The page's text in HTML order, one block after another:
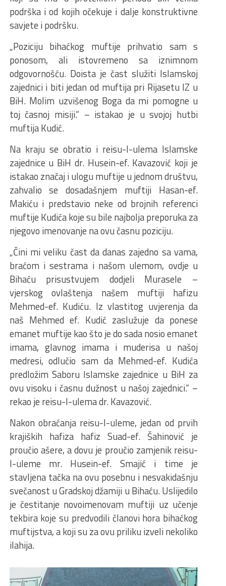
podrška i od kojih očekuje i dalje konstruktivne
savjete i podršku.
„Poziciju bihaćkog muftije prihvatio sam s
ponosom, ali istovremeno sa iznimnom
odgovornošću. Doista je čast služiti Islamskoj
zajednici i biti jedan od muftija pri Rijasetu IZ u
BiH. Molim uzvišenog Boga da mi pomogne u
toj časnoj misiji.“ – istakao je u svojoj hutbi
muftija Kudić.
Na kraju se obratio i reisu-l-ulema Islamske
zajednice u BiH dr. Husein-ef. Kavazović koji je
istakao značaj i ulogu muftije u jednom društvu,
zahvalio se dosadašnjem muftiji Hasan-ef.
Makiću i predstavio neke od brojnih referenci
muftije Kudića koje su bile najbolja preporuka za
njegovo imenovanje na ovu časnu poziciju.
„Čini mi veliku čast da danas zajedno sa vama,
braćom i sestrama i našom ulemom, ovdje u
Bihaću prisustvujem dodjeli Murasele –
vjerskog ovlaštenja našem muftiji hafizu
Mehmed-ef. Kudiću. Iz vlastitog uvjerenja da
naš Mehmed ef. Kudić zaslužuje da ponese
emanet muftije kao što je do sada nosio emanet
imama, glavnog imama i muderisa u našoj
medresi, odlučio sam da Mehmed-ef. Kudića
predložim Saboru Islamske zajednice u BiH za
ovu visoku i časnu dužnost u našoj zajednici.“ –
rekao je reisu-l-ulema dr. Kavazović.
Nakon obraćanja reisu-l-uleme, jedan od prvih
krajiških hafiza hafiz Suad-ef. Šahinović je
proučio ašere, a dovu je proučio zamjenik reisu-
l-uleme mr. Husein-ef. Smajić i time je
stavljena tačka na ovu posebnu i nesvakidašnju
svečanost u Gradskoj džamiji u Bihaću. Uslijedilo
je čestitanje novoimenovam muftiji uz učenje
tekbira koje su predvodili članovi hora bihaćkog
muftijstva, a koji su za ovu priliku izveli nekoliko
ilahija.